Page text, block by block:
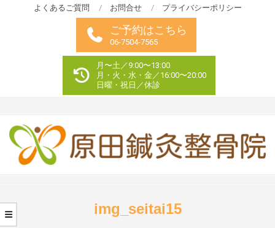
よくあるご質問 お問合せ プライバシーポリシー
ご予約はこちら
06-7504-7565
月〜土／9:00〜13:00
月・火・水・金／16:00〜20:00
日曜・祝日／休診
Menu
img_seitai15